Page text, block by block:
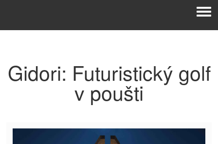
. |
Gidori: Futuristický golf
v poušti